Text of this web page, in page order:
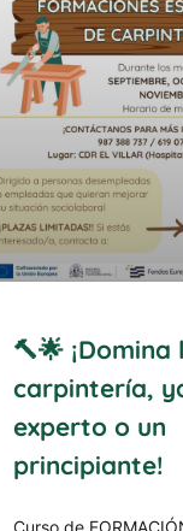
🔨🌟 ¡Domina
carpintería,
experto o un
principiante!